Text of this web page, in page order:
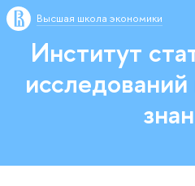
Высшая школа экономики
Институт